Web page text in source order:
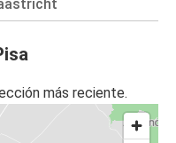
más reciente.